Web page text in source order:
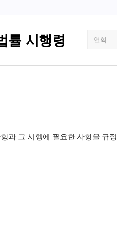
률 시행령 연혁
과 그 시행에 필요한 사항을 규